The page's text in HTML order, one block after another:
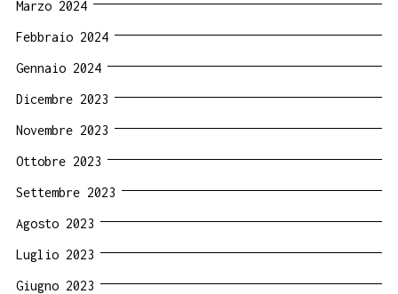
Marzo 2024
Febbraio 2024
Gennaio 2024
Dicembre 2023
Novembre 2023
Ottobre 2023
Settembre 2023
Agosto 2023
Luglio 2023
Giugno 2023